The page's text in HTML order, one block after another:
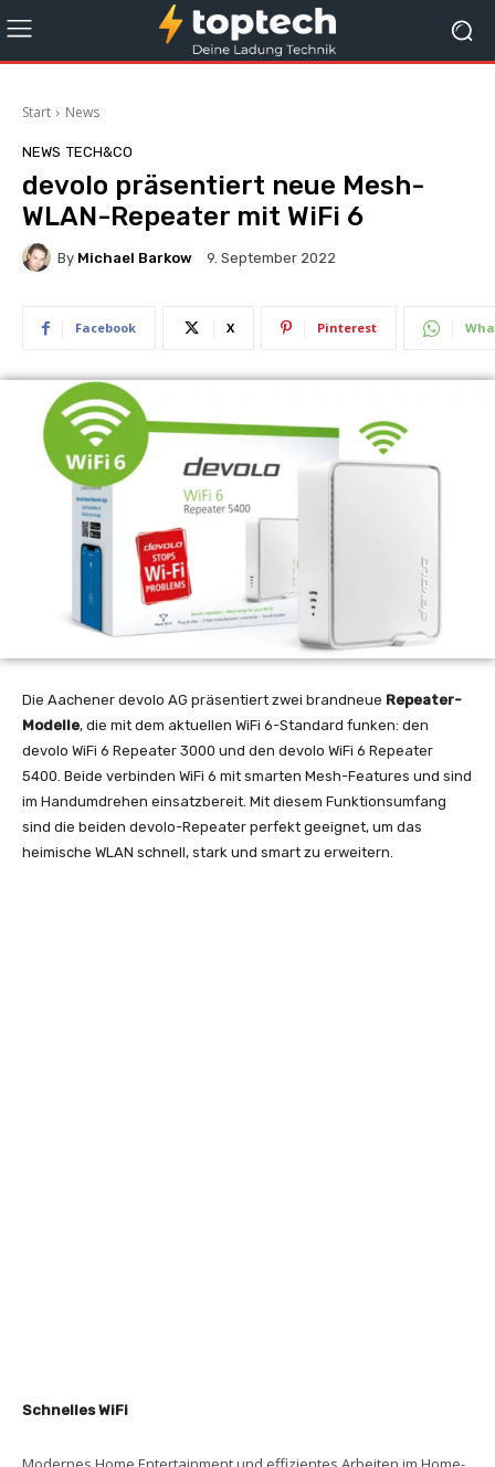
Start News
NEWS TECH&CO
devolo präsentiert neue Mesh-
WLAN-Repeater mit WiFi 6
By Michael Barkow 9. September 2022
Facebook X Pinterest
Die Aachener devolo AG präsentiert zwei brandneue Repeater-
Modelle, die mit dem aktuellen WiFi 6-Standard funken: den
devolo WiFi 6 Repeater 3000 und den devolo WiFi 6 Repeater
5400. Beide verbinden WiFi 6 mit smarten Mesh-Features und sind
im Handumdrehen einsatzbereit. Mit diesem Funktionsumfang
sind die beiden devolo-Repeater perfekt geeignet, um das
heimische WLAN schnell, stark und smart zu erweitern.
Schnelles WiFi